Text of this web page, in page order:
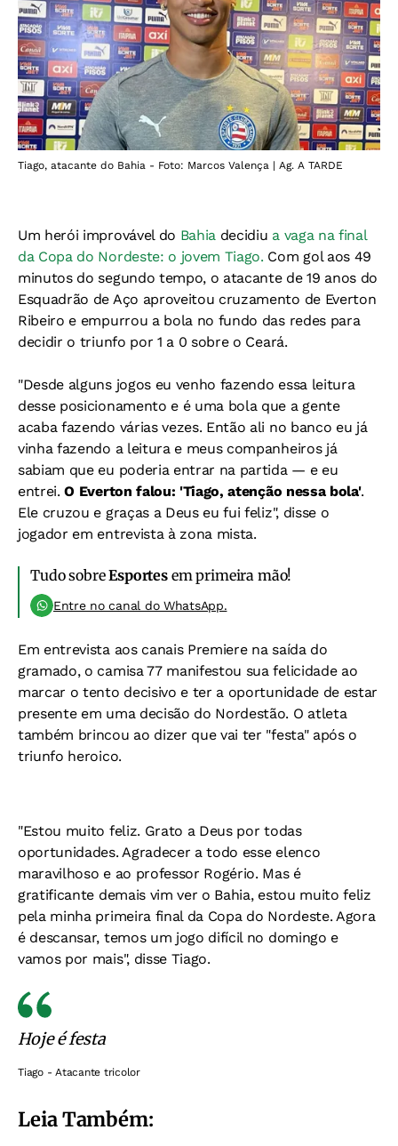
Tiago, atacante do Bahia - Foto: Marcos Valença | Ag. A TARDE
Um herói improvável do Bahia decidiu a vaga na final
da Copa do Nordeste: o jovem Tiago. Com gol aos 49
minutos do segundo tempo, o atacante de 19 anos do
Esquadrão de Aço aproveitou cruzamento de Everton
Ribeiro e empurrou a bola no fundo das redes para
decidir o triunfo por 1 a 0 sobre o Ceará.
"Desde alguns jogos eu venho fazendo essa leitura
desse posicionamento e é uma bola que a gente
acaba fazendo várias vezes. Então ali no banco eu já
vinha fazendo a leitura e meus companheiros já
sabiam que eu poderia entrar na partida — e eu
entrei.O Everton falou: 'Tiago, atenção nessa bola'.
Ele cruzou e graças a Deus eu fui feliz", disse o
jogador em entrevista à zona mista.
Tudo sobreEsportesem primeira mão!
Entre no canal do WhatsApp.
Em entrevista aos canais Premiere na saída do
gramado, o camisa 77 manifestou sua felicidade ao
marcar o tento decisivo e ter a oportunidade de estar
presente em uma decisão do Nordestão. O atleta
também brincou ao dizer que vai ter "festa" após o
triunfo heroico.
"Estou muito feliz. Grato a Deus por todas
oportunidades. Agradecer a todo esse elenco
maravilhoso e ao professor Rogério. Mas é
gratificante demais vim ver o Bahia, estou muito feliz
pela minha primeira final da Copa do Nordeste. Agora
é descansar, temos um jogo difícil no domingo e
vamos por mais", disse Tiago.
Hoje é festa
Tiago - Atacante tricolor
Leia Também: